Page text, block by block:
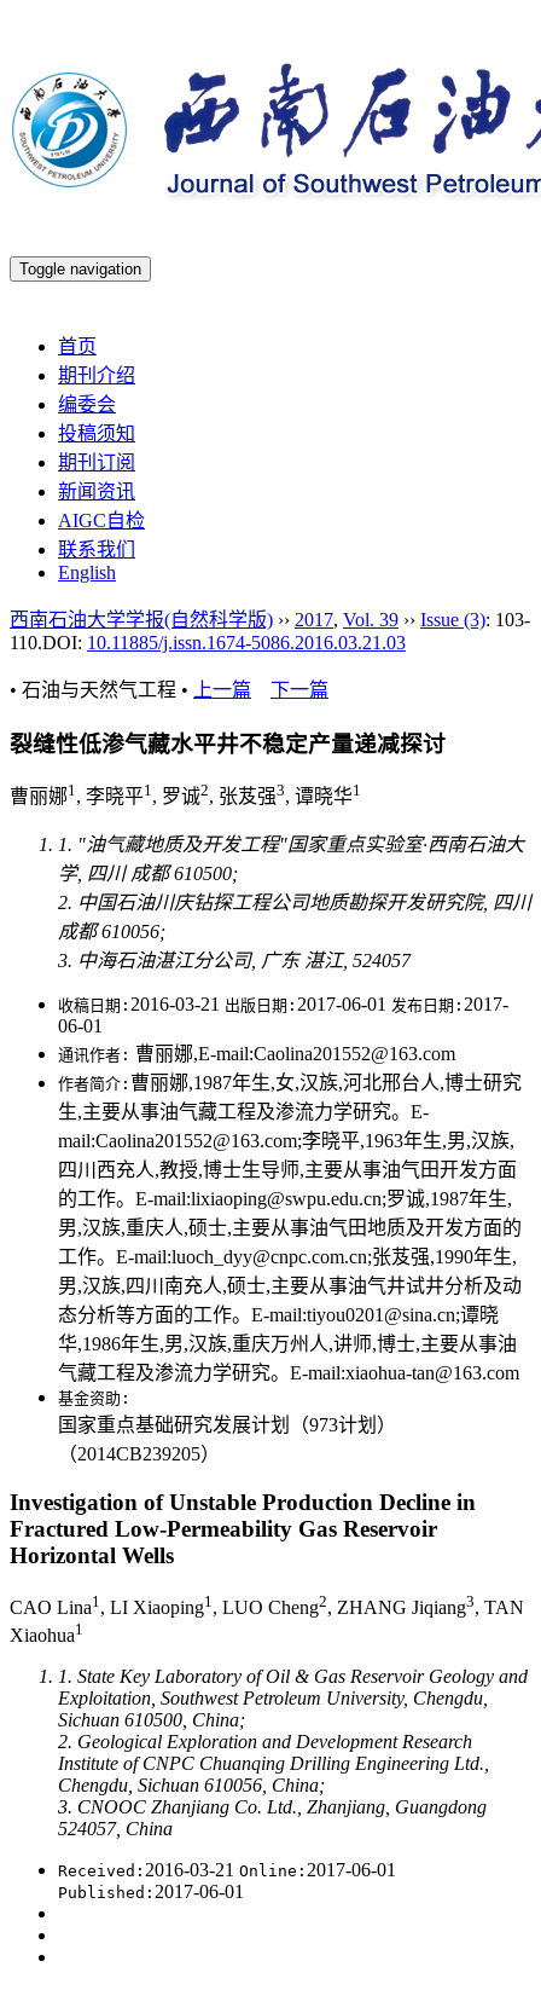
Toggle navigation
首页
期刊介绍
编委会
投稿须知
期刊订阅
新闻资讯
AIGC自检
联系我们
English
西南石油大学学报(自然科学版) ›› 2017, Vol. 39 ›› Issue (3): 103-
110.DOI: 10.11885/j.issn.1674-5086.2016.03.21.03
• 石油与天然气工程 • 上一篇 下一篇
裂缝性低渗气藏水平井不稳定产量递减探讨
曹丽娜1, 李晓平1, 罗诚2, 张芨强3, 谭晓华1
1. "油气藏地质及开发工程"国家重点实验室·西南石油大
学, 四川 成都 610500;
2. 中国石油川庆钻探工程公司地质勘探开发研究院, 四川
成都 610056;
3. 中海石油湛江分公司, 广东 湛江, 524057
收稿日期: 2016-03-21 出版日期: 2017-06-01 发布日期: 2017-
06-01
通讯作者: 曹丽娜,E-mail:Caolina201552@163.com
作者简介: 曹丽娜,1987年生,女,汉族,河北邢台人,博士研究
生,主要从事油气藏工程及渗流力学研究。E-
mail:Caolina201552@163.com;李晓平,1963年生,男,汉族,
四川西充人,教授,博士生导师,主要从事油气田开发方面
的工作。E-mail:lixiaoping@swpu.edu.cn;罗诚,1987年生,
男,汉族,重庆人,硕士,主要从事油气田地质及开发方面的
工作。E-mail:luoch_dyy@cnpc.com.cn;张芨强,1990年生,
男,汉族,四川南充人,硕士,主要从事油气井试井分析及动
态分析等方面的工作。E-mail:tiyou0201@sina.cn;谭晓
华,1986年生,男,汉族,重庆万州人,讲师,博士,主要从事油
气藏工程及渗流力学研究。E-mail:xiaohua-tan@163.com
基金资助:
国家重点基础研究发展计划（973计划）
（2014CB239205）
Investigation of Unstable Production Decline in
Fractured Low-Permeability Gas Reservoir
Horizontal Wells
CAO Lina1 , LI Xiaoping1 , LUO Cheng2, ZHANG Jiqiang3, TAN
Xiaohua1
1. State Key Laboratory of Oil & Gas Reservoir Geology and
Exploitation, Southwest Petroleum University, Chengdu,
Sichuan 610500, China;
2. Geological Exploration and Development Research
Institute of CNPC Chuanqing Drilling Engineering Ltd.,
Chengdu, Sichuan 610056, China;
3. CNOOC Zhanjiang Co. Ltd., Zhanjiang, Guangdong
524057, China
Received: 2016-03-21 Online: 2017-06-01
Published: 2017-06-01